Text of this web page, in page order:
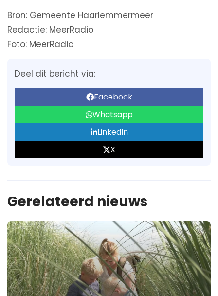
Bron: Gemeente Haarlemmermeer
Redactie: MeerRadio
Foto: MeerRadio
Deel dit bericht via:
Facebook
Whatsapp
LinkedIn
X
Gerelateerd nieuws